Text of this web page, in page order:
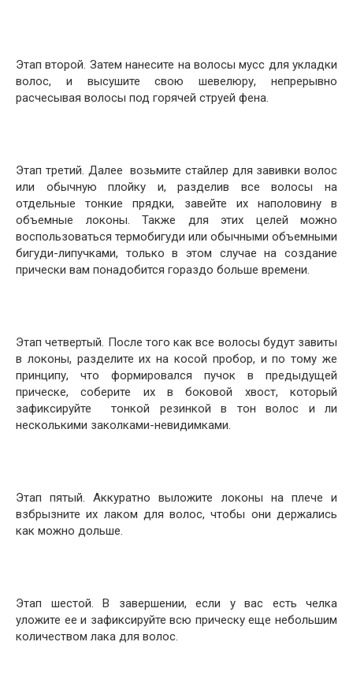
Этап второй. Затем нанесите на волосы мусс для укладки
волос, и высушите свою шевелюру, непрерывно
расчесывая волосы под горячей струей фена.
Этап третий. Далее возьмите стайлер для завивки волос
или обычную плойку и, разделив все волосы на
отдельные тонкие прядки, завейте их наполовину в
объемные локоны. Также для этих целей можно
воспользоваться термобигуди или обычными объемными
бигуди-липучками, только в этом случае на создание
прически вам понадобится гораздо больше времени.
Этап четвертый. После того как все волосы будут завиты
в локоны, разделите их на косой пробор, и по тому же
принципу, что формировался пучок в предыдущей
прическе, соберите их в боковой хвост, который
зафиксируйте тонкой резинкой в тон волос и ли
несколькими заколками-невидимками.
Этап пятый. Аккуратно выложите локоны на плече и
взбрызните их лаком для волос, чтобы они держались
как можно дольше.
Этап шестой. В завершении, если у вас есть челка
уложите ее и зафиксируйте всю прическу еще небольшим
количеством лака для волос.